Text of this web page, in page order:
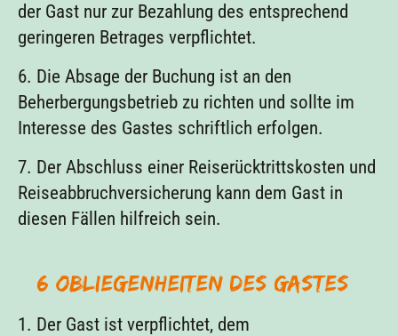
der Gast nur zur Bezahlung des entsprechend
geringeren Betrages verpflichtet.
6. Die Absage der Buchung ist an den
Beherbergungsbetrieb zu richten und sollte im
Interesse des Gastes schriftlich erfolgen.
7. Der Abschluss einer Reiserücktrittskosten und
Reiseabbruchversicherung kann dem Gast in
diesen Fällen hilfreich sein.
§ 6 Obliegenheiten des Gastes
1. Der Gast ist verpflichtet, dem